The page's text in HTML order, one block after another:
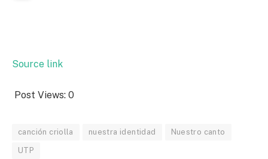
Source link
Post Views: 0
canción criolla nuestra identidad Nuestro canto
UTP